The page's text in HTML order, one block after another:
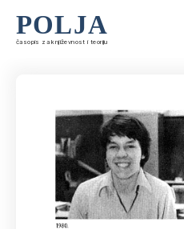
POLJA
časopis za književnost i teoriju